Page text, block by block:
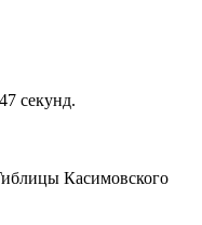
секунд.
Касимовского